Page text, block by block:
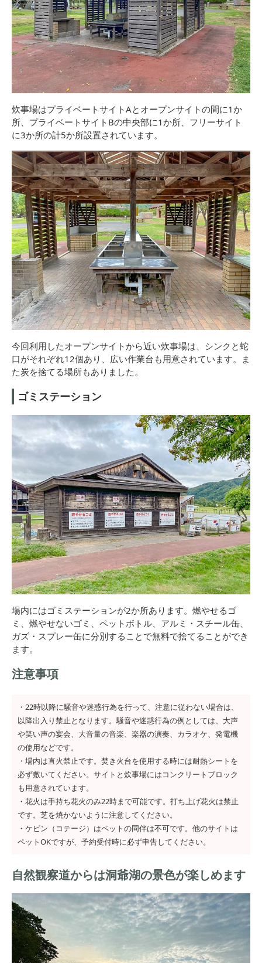
炊事場はプライベートサイトAとオープンサイトの間に1か
所、プライベートサイトBの中央部に1か所、フリーサイト
に3か所の計5か所設置されています。
今回利用したオープンサイトから近い炊事場は、シンクと蛇
口がそれぞれ12個あり、広い作業台も用意されています。ま
た炭を捨てる場所もありました。
ゴミステーション
場内にはゴミステーションが2か所あります。燃やせるゴ
ミ、燃やせないゴミ、ペットボトル、アルミ・スチール缶、
ガズ・スプレー缶に分別することで無料で捨てることができ
ます。
注意事項
・22時以降に騒音や迷惑行為を行って、注意に従わない場合は、
以降出入り禁止となります。騒音や迷惑行為の例としては、大声
や笑い声の宴会、大音量の音楽、楽器の演奏、カラオケ、発電機
の使用などです。
・場内は直火禁止です。焚き火台を使用する時には耐熱シートを
必ず敷いてください。サイトと炊事場にはコンクリートブロック
も用意されています。
・花火は手持ち花火のみ22時まで可能です。打ち上げ花火は禁止
です。芝を焼かないように注意してください。
・ケビン（コテージ）はペットの同伴は不可です。他のサイトは
ペットOKですが、予約受付時に必ず申告してください。
自然観察道からは洞爺湖の景色が楽しめます